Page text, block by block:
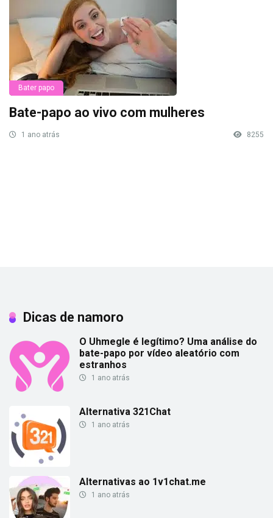
Bater papo
Bate-papo ao vivo com mulheres
1 ano atrás 8255
Dicas de namoro
O Uhmegle é legítimo? Uma análise do
bate-papo por vídeo aleatório com
estranhos
1 ano atrás
Alternativa 321Chat
1 ano atrás
Alternativas ao 1v1chat.me
1 ano atrás